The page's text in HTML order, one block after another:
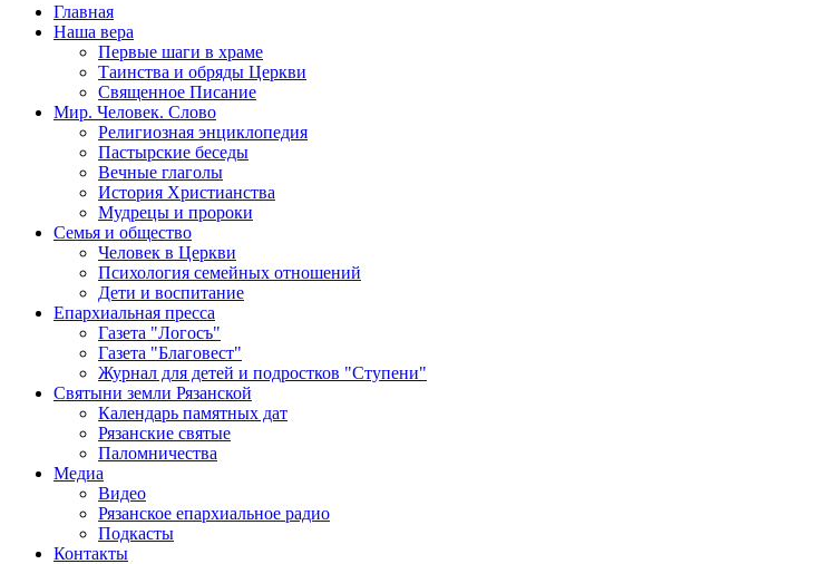
Главная
Наша вера
Первые шаги в храме
Таинства и обряды Церкви
Священное Писание
Мир. Человек. Слово
Религиозная энциклопедия
Пастырские беседы
Вечные глаголы
История Христианства
Мудрецы и пророки
Семья и общество
Человек в Церкви
Психология семейных отношений
Дети и воспитание
Епархиальная пресса
Газета "Логосъ"
Газета "Благовест"
Журнал для детей и подростков "Ступени"
Святыни земли Рязанской
Календарь памятных дат
Рязанские святые
Паломничества
Медиа
Видео
Рязанское епархиальное радио
Подкасты
Контакты